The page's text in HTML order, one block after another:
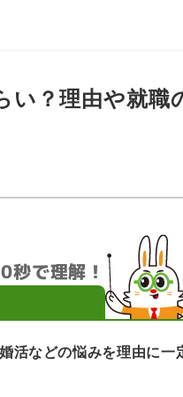
い？理由や就職
秒で理解！
活などの悩みを理由に一